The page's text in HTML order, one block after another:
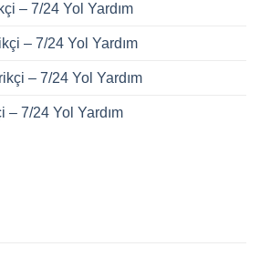
– 7/24 Yol Yardım
– 7/24 Yol Yardım
– 7/24 Yol Yardım
– 7/24 Yol Yardım